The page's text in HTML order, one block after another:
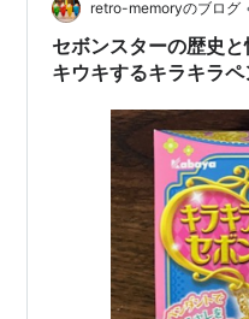
大きな転換期を迎えてい
ープ会社（旧社名…
retro-memoryのブログ
セボンスターの歴史
キウキするキラキラ